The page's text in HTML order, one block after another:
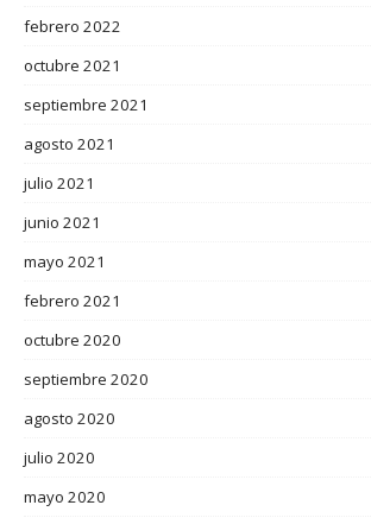
febrero 2022
octubre 2021
septiembre 2021
agosto 2021
julio 2021
junio 2021
mayo 2021
febrero 2021
octubre 2020
septiembre 2020
agosto 2020
julio 2020
mayo 2020